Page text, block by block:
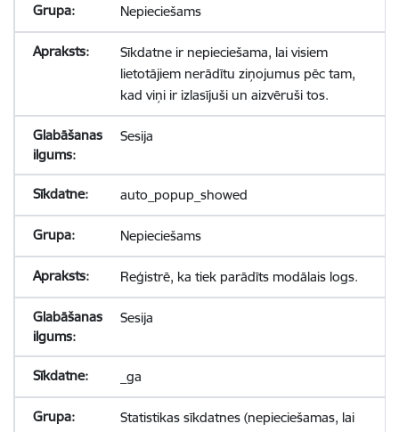
Nepieciešams
Sīkdatne ir nepieciešama, lai visiem
lietotājiem nerādītu ziņojumus pēc tam,
kad viņi ir izlasījuši un aizvēruši tos.
Sesija
auto_popup_showed
Nepieciešams
Reģistrē, ka tiek parādīts modālais logs.
Sesija
_ga
Statistikas sīkdatnes (nepieciešamas, lai